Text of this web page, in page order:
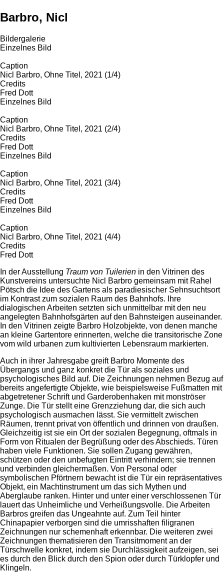
Barbro, Nicl
Bildergalerie
Einzelnes Bild
Caption
Nicl Barbro, Ohne Titel, 2021 (1/4)
Credits
Fred Dott
Einzelnes Bild
Caption
Nicl Barbro, Ohne Titel, 2021 (2/4)
Credits
Fred Dott
Einzelnes Bild
Caption
Nicl Barbro, Ohne Titel, 2021 (3/4)
Credits
Fred Dott
Einzelnes Bild
Caption
Nicl Barbro, Ohne Titel, 2021 (4/4)
Credits
Fred Dott
In der Ausstellung Traum von Tuilerien in den Vitrinen des
Kunstvereins untersuchte Nicl Barbro gemeinsam mit Rahel
Pötsch die Idee des Gartens als paradiesischer Sehnsuchtsort
im Kontrast zum sozialen Raum des Bahnhofs. Ihre
dialogischen Arbeiten setzten sich unmittelbar mit den neu
angelegten Bahnhofsgärten auf den Bahnsteigen auseinander.
In den Vitrinen zeigte Barbro Holzobjekte, von denen manche
an kleine Gartentore erinnerten, welche die transitorische Zone
vom wild urbanen zum kultivierten Lebensraum markierten.
Auch in ihrer Jahresgabe greift Barbro Momente des
Übergangs und ganz konkret die Tür als soziales und
psychologisches Bild auf. Die Zeichnungen nehmen Bezug auf
bereits angefertigte Objekte, wie beispielsweise Fußmatten mit
abgetretener Schrift und Garderobenhaken mit monströser
Zunge. Die Tür stellt eine Grenzziehung dar, die sich auch
psychologisch ausmachen lässt. Sie vermittelt zwischen
Räumen, trennt privat von öffentlich und drinnen von draußen.
Gleichzeitig ist sie ein Ort der sozialen Begegnung, oftmals in
Form von Ritualen der Begrüßung oder des Abschieds. Türen
haben viele Funktionen. Sie sollen Zugang gewähren,
schützen oder den unbefugten Eintritt verhindern; sie trennen
und verbinden gleichermaßen. Von Personal oder
symbolischen Pförtnern bewacht ist die Tür ein repräsentatives
Objekt, ein Machtinstrument um das sich Mythen und
Aberglaube ranken. Hinter und unter einer verschlossenen Tür
lauert das Unheimliche und Verheißungsvolle. Die Arbeiten
Barbros greifen das Ungeahnte auf. Zum Teil hinter
Chinapapier verborgen sind die umrisshaften filigranen
Zeichnungen nur schemenhaft erkennbar. Die weiteren zwei
Zeichnungen thematisieren den Transitmoment an der
Türschwelle konkret, indem sie Durchlässigkeit aufzeigen, sei
es durch den Blick durch den Spion oder durch Türklopfer und
Klingeln.